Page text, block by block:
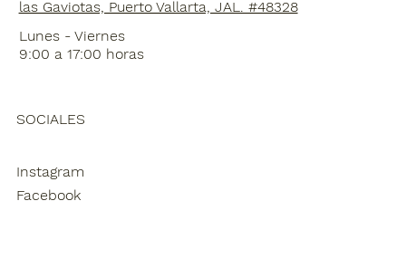
las Gaviotas, Puerto Vallarta, JAL. #48328
Lunes - Viernes
9:00 a 17:00 horas
SOCIALES
Instagram
Facebook